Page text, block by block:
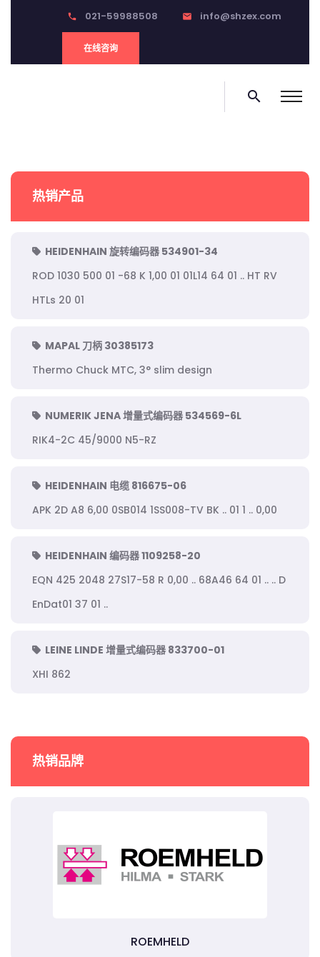
phone 021-59988508 email info@shzex.com
在线咨询
search
热销产品
HEIDENHAIN 旋转编码器 534901-34
ROD 1030 500 01 -68 K 1,00 01 01L14 64 01 .. HT RV
HTLs 20 01
MAPAL 刀柄 30385173
Thermo Chuck MTC, 3° slim design
NUMERIK JENA 增量式编码器 534569-6L
RIK4-2C 45/9000 N5-RZ
HEIDENHAIN 电缆 816675-06
APK 2D A8 6,00 0SB014 1SS008-TV BK .. 01 1 .. 0,00
HEIDENHAIN 编码器 1109258-20
EQN 425 2048 27S17-58 R 0,00 .. 68A46 64 01 .. .. D
EnDat01 37 01 ..
LEINE LINDE 增量式编码器 833700-01
XHI 862
热销品牌
ROEMHELD